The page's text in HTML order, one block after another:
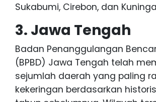
Sukabumi, Cirebon, dan
3. Jawa Tengah
Badan Penanggulangan
(BPBD) Jawa Tengah telah
sejumlah daerah yang paling
kekeringan berdasarkan